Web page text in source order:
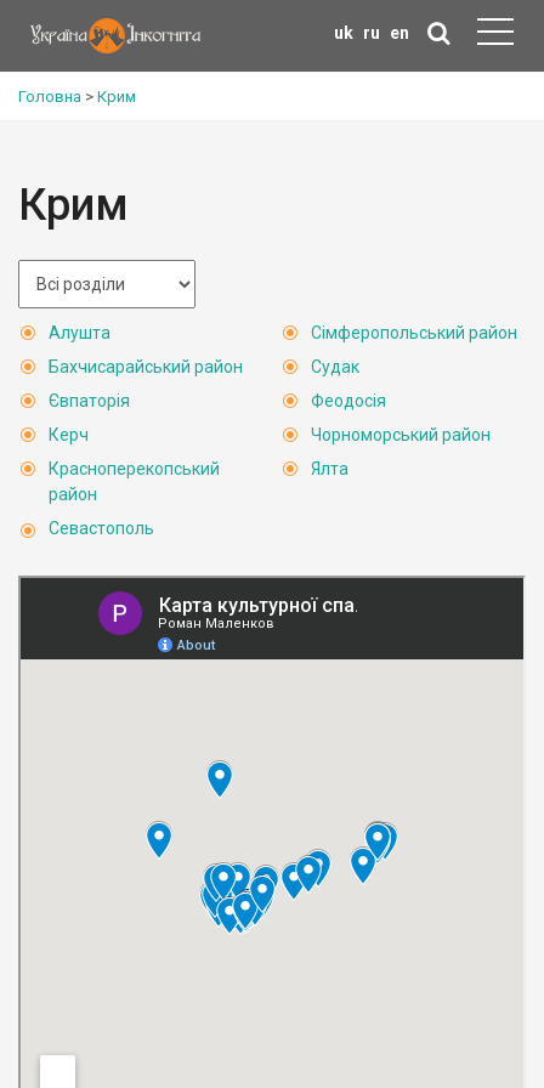
uk ru en
Головна > Крим
Крим
Алушта
Бахчисарайський район
Євпаторія
Керч
Красноперекопський
район
Севастополь
Сімферопольський район
Судак
Феодосія
Чорноморський район
Ялта